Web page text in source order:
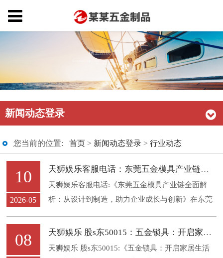
新闻动态登录
您当前的位置: 首页> 新闻动态登录> 行业动态
10
2026-05
天狮娱乐客服电话：东莞五金模具产业链全面：从设计到制造，助力企业成长与创新
天狮娱乐客服电话:《东莞五金模具产业链全面解
析：从设计到制造，助力企业成长与创新》在东莞
其重要支柱行业之一，正以其独特的优势和影响
力，在全球市场竞争中稳步前行...
08 天狮娱乐 股s东50015：五金锁具：开启家居生活的智慧选择
天狮娱乐 股s东50015:《五金锁具：开启家居生活